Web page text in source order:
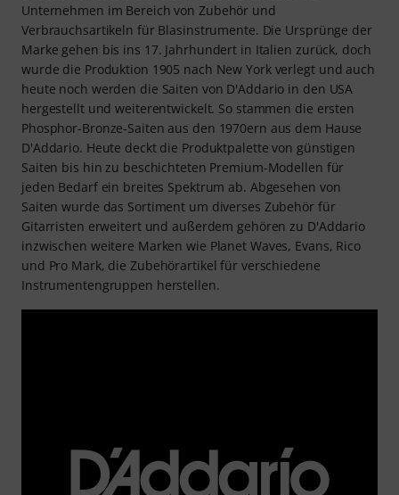
Unternehmen im Bereich von Zubehör und
Verbrauchsartikeln für Blasinstrumente. Die Ursprünge der
Marke gehen bis ins 17. Jahrhundert in Italien zurück, doch
wurde die Produktion 1905 nach New York verlegt und auch
heute noch werden die Saiten von D'Addario in den USA
hergestellt und weiterentwickelt. So stammen die ersten
Phosphor-Bronze-Saiten aus den 1970ern aus dem Hause
D'Addario. Heute deckt die Produktpalette von günstigen
Saiten bis hin zu beschichteten Premium-Modellen für
jeden Bedarf ein breites Spektrum ab. Abgesehen von
Saiten wurde das Sortiment um diverses Zubehör für
Gitarristen erweitert und außerdem gehören zu D'Addario
inzwischen weitere Marken wie Planet Waves, Evans, Rico
und Pro Mark, die Zubehörartikel für verschiedene
Instrumentengruppen herstellen.